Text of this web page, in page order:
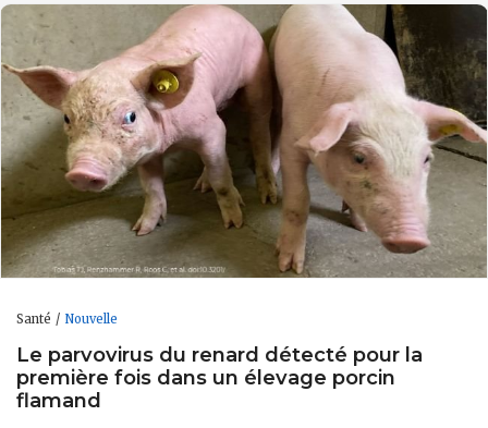
Santé Nouvelle
Le parvovirus du renard détecté pour la
première fois dans un élevage porcin
flamand